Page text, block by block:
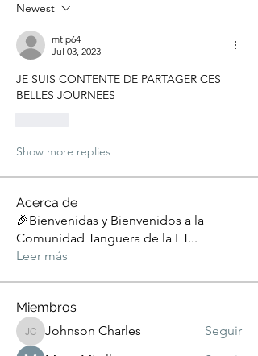
Newest
mtip64
Jul 03, 2023
JE SUIS CONTENTE DE PARTAGER CES
BELLES JOURNEES
Show more replies
Acerca de
🎉Bienvenidas y Bienvenidos a la
Comunidad Tanguera de la ET...
Leer más
Miembros
Johnson Charles
Johnson Charles
Seguir